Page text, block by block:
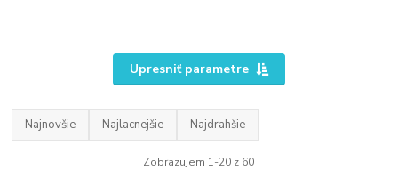
Upresniť parametre
Najnovšie Najlacnejšie Najdrahšie
Zobrazujem 1-20 z 60